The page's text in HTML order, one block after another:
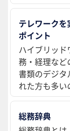
テレワーク
ポイント
ハイブリッ
務・経理な
書類のデジ
れた方も多い
総務辞典